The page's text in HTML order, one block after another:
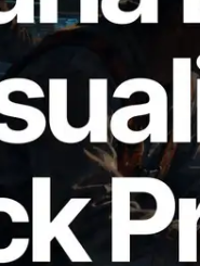
Solana Block
thời gian tạo
theo từng